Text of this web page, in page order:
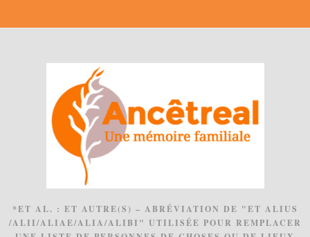
*ET AL. : ET AUTRE(S) – ABRÉVIATION DE "ET ALIUS
/ALII/ALIAE/ALIA/ALIBI" UTILISÉE POUR REMPLACER